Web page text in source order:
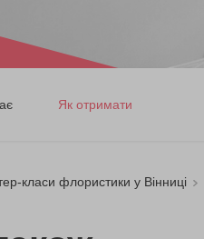
Як отримати
класи флористики у Вінниці